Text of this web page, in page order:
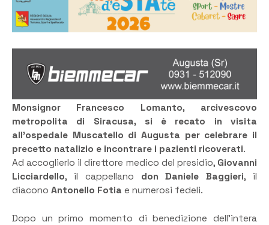
Monsignor Francesco Lomanto, arcivescovo
metropolita di Siracusa, si è recato in visita
all’ospedale Muscatello di Augusta per celebrare il
precetto natalizio e incontrare i pazienti ricoverati.
Ad accoglierlo il direttore medico del presidio, Giovanni
Licciardello, il cappellano don Daniele Baggieri, il
diacono Antonello Fotia e numerosi fedeli.
Dopo un primo momento di benedizione dell’intera